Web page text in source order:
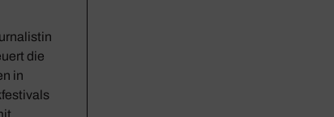
die
in